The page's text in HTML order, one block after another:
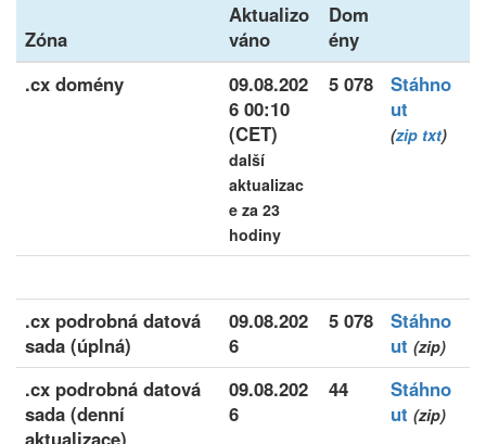
Zóna
Aktualizo
váno
Dom
ény
.cx domény
09.08.202
6 00:10
(CET)
další
aktualizac
e za 23
hodiny
5 078
Stáhno
ut
(zip txt)
.cx podrobná datová
sada (úplná)
09.08.202
6
5 078
Stáhno
ut (zip)
.cx podrobná datová
sada (denní
aktualizace)
09.08.202
6
44
Stáhno
ut (zip)